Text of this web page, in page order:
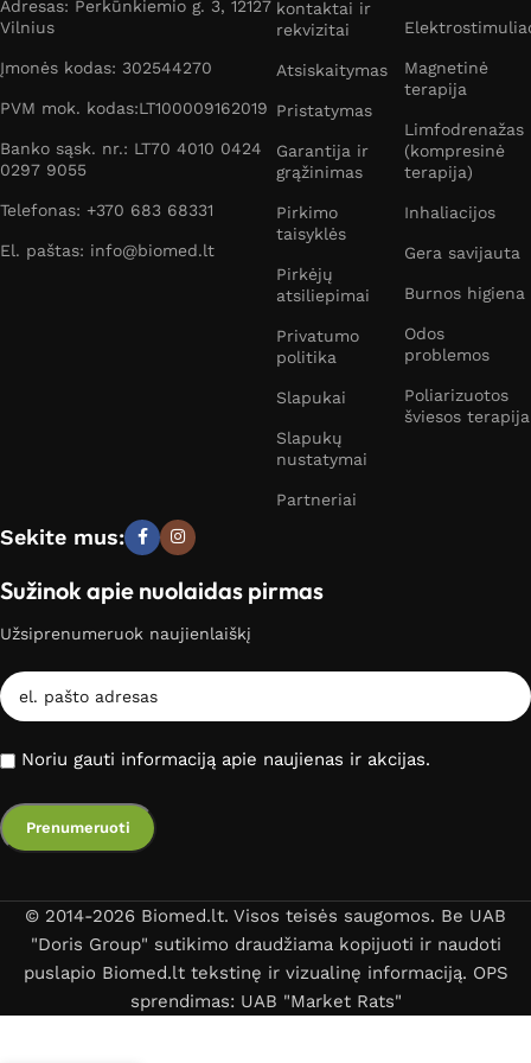
Adresas: Perkūnkiemio g. 3, 12127
Vilnius
Įmonės kodas: 302544270
PVM mok. kodas:LT100009162019
Banko sąsk. nr.: LT70 4010 0424
0297 9055
Telefonas: +370 683 68331
El. paštas: info@biomed.lt
kontaktai ir
rekvizitai
Atsiskaitymas
Pristatymas
Garantija ir
grąžinimas
Pirkimo
taisyklės
Pirkėjų
atsiliepimai
Privatumo
politika
Slapukai
Slapukų
nustatymai
Partneriai
Magnetinė
terapija
Limfodrenažas
(kompresinė
terapija)
Inhaliacijos
Gera savijauta
Burnos higiena
Odos
problemos
Poliarizuotos
šviesos terapija
Sekite mus:
Sužinok apie nuolaidas pirmas
Užsiprenumeruok naujienlaiškį
Noriu gauti informaciją apie naujienas ir akcijas.
© 2014-2026 Biomed.lt. Visos teisės saugomos. Be UAB
"Doris Group" sutikimo draudžiama kopijuoti ir naudoti
puslapio Biomed.lt tekstinę ir vizualinę informaciją. OPS
sprendimas: UAB "Market Rats"